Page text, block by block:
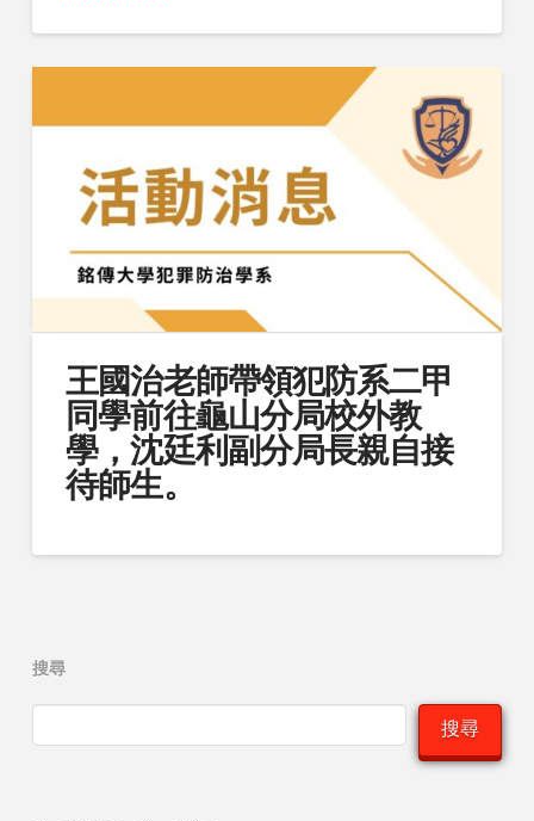
王國治老師帶領犯防系二甲
同學前往龜山分局校外教
學，沈廷利副分局長親自接
待師生。
搜尋
搜尋